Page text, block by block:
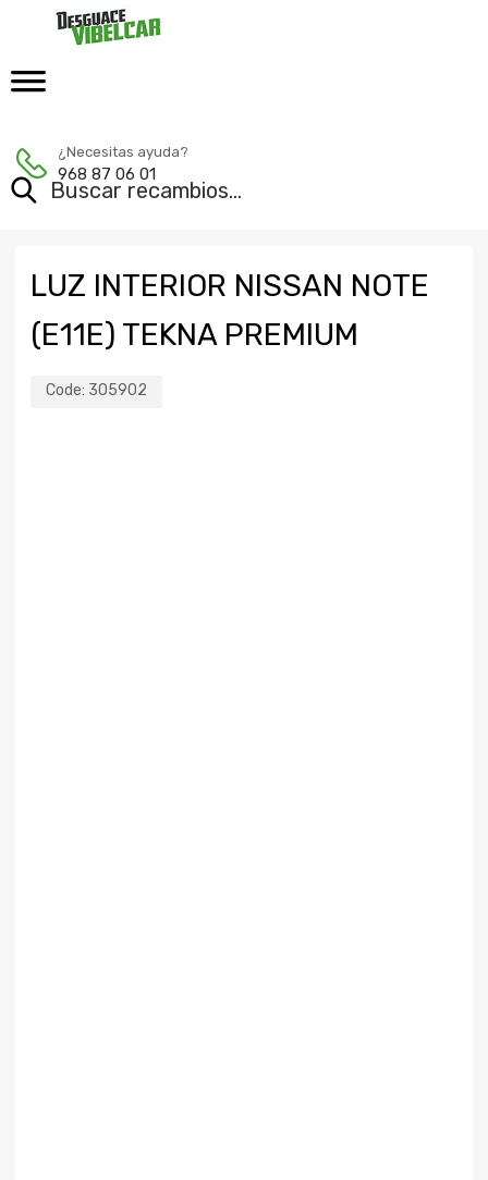
¿Necesitas ayuda?
968 87 06 01
LUZ INTERIOR NISSAN NOTE
(E11E) TEKNA PREMIUM
Code: 305902